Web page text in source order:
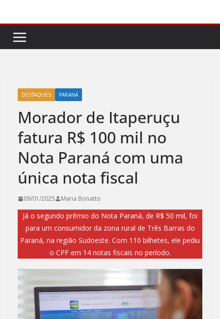
conteúdo
DESTAQUES PARANÁ
Morador de Itaperuçu
fatura R$ 100 mil no
Nota Paraná com uma
única nota fiscal
09/01/2025 Maria Bonatto
Já o segundo prêmio do Nota Paraná, de R$ 50 mil, foi
para um consumidor da zona rural de Três Barras do
Paraná, na região Sudoeste. Com 110 bilhetes, ele pediu
o CPF em 14 notas fiscais no período.